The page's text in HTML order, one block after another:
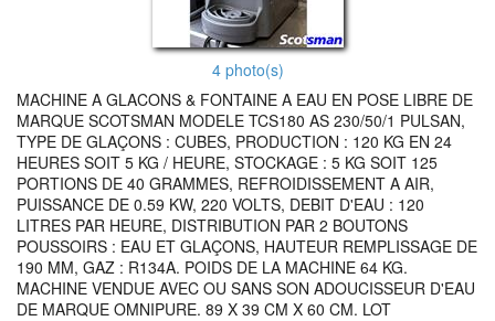
4 photo(s)
MACHINE A GLACONS & FONTAINE A EAU EN POSE LIBRE DE
MARQUE SCOTSMAN MODELE TCS180 AS 230/50/1 PULSAN,
TYPE DE GLAÇONS : CUBES, PRODUCTION : 120 KG EN 24
HEURES SOIT 5 KG / HEURE, STOCKAGE : 5 KG SOIT 125
PORTIONS DE 40 GRAMMES, REFROIDISSEMENT A AIR,
PUISSANCE DE 0.59 KW, 220 VOLTS, DEBIT D'EAU : 120
LITRES PAR HEURE, DISTRIBUTION PAR 2 BOUTONS
POUSSOIRS : EAU ET GLAÇONS, HAUTEUR REMPLISSAGE DE
190 MM, GAZ : R134A. POIDS DE LA MACHINE 64 KG.
MACHINE VENDUE AVEC OU SANS SON ADOUCISSEUR D'EAU
DE MARQUE OMNIPURE. 89 X 39 CM X 60 CM. LOT